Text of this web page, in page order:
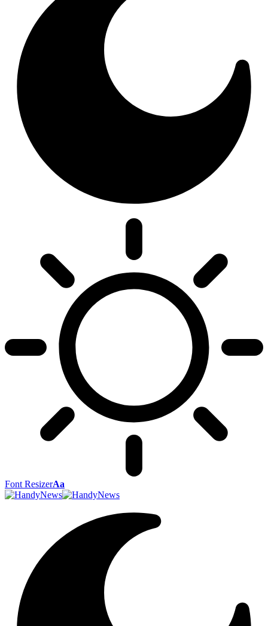
Font ResizerAa